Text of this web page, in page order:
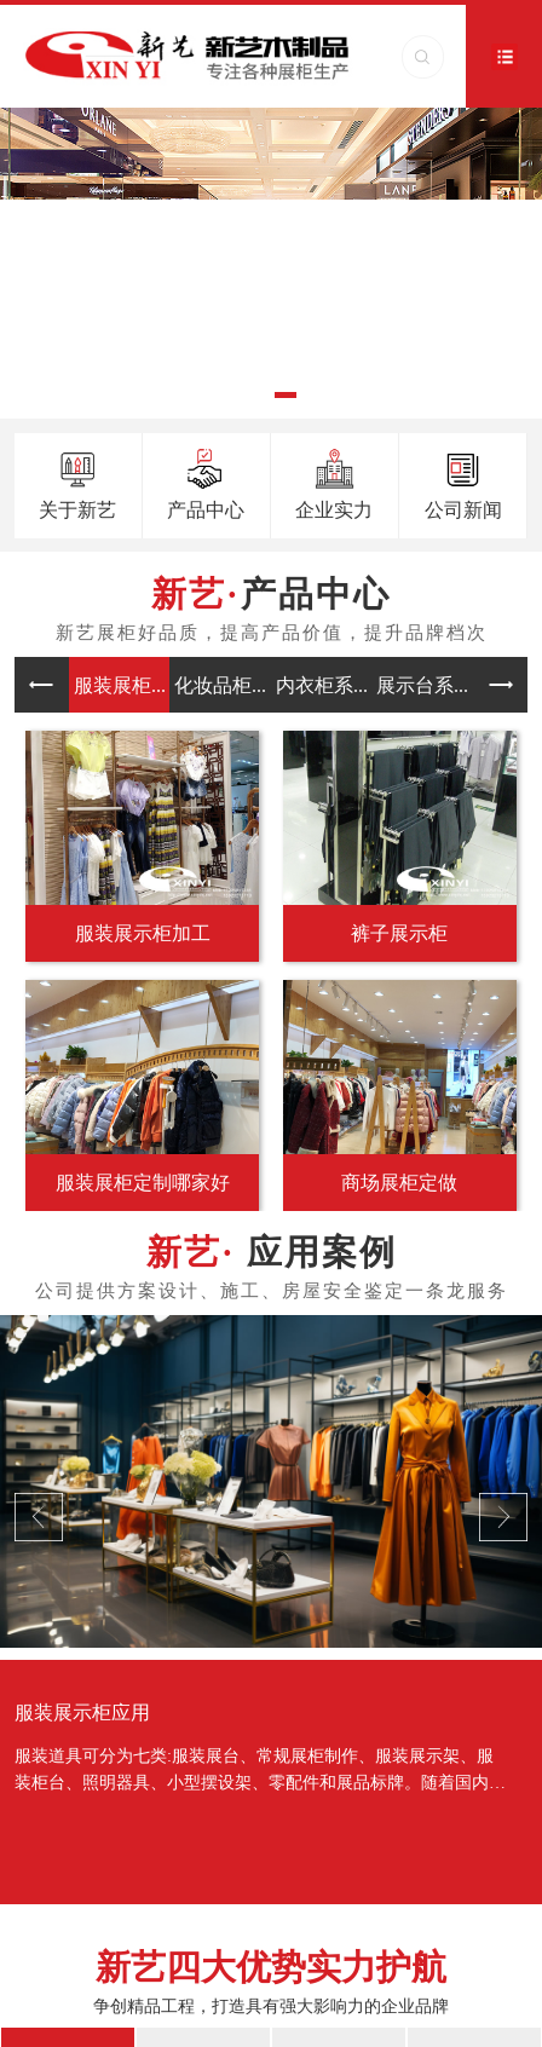
关于新艺 产品中心 企业实力 公司新闻
产品中心
服装展柜... 化妆品柜... 内衣柜系... 展示台系... 中岛
服装展示柜加工 裤子展示柜
服装展柜定制哪家好 商场展柜定做
应用案例
服装展示柜应用
服装道具可分为七类:服装展台、常规展柜制作、服装展示架、服
装柜台、照明器具、小型摆设架、零配件和展品标牌。随着国内经
新艺四大优势实力护航
争创精品工程，打造具有强大影响力的企业品牌